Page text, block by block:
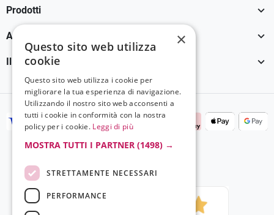
Prodotti 
Assistenza Clienti 
Il tuo account 
×
Questo sito web utilizza
cookie
Questo sito web utilizza i cookie per
migliorare la tua esperienza di navigazione.
Utilizzando il nostro sito web acconsenti a
tutti i cookie in conformità con la nostra
policy per i cookie. Leggi di più
MOSTRA TUTTI I PARTNER (1498) →
STRETTAMENTE NECESSARI
PERFORMANCE